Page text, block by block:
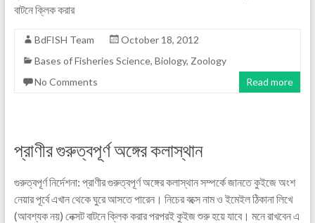
বাটনে ক্লিক করার
BdFISH Team
October 18, 2012
Bases of Fisheries Science, Biology, Zoology
No Comments
Read more
প্রাণীর গুরুত্বপূর্ণ অঙ্গের কলাস্থান
গুরুত্বপূর্ণ নির্দেশনা: প্রাণীর গুরুত্বপূর্ণ অঙ্গের কলাস্থান সম্পর্কে জানতে কুইজে অংশ
নেয়ার পূর্বে এখান থেকে ঘুরে আসতে পারেন। নিচের বক্সে নাম ও ইমেইল ঠিকানা লিখে
(আবশ্যক নয়) নেক্সট বাটনে ক্লিক করার পরপরই কুইজ শুরু হয়ে যাবে। মনে রাখবেন এ